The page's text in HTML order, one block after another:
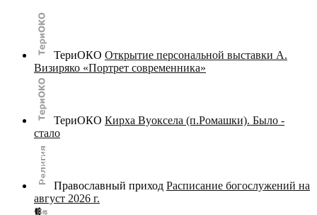
ТериОКО Открытие персональной выставки А.
Визиряко «Портрет современника»
ТериОКО Кирха Вуоксела (п.Ромашки). Было -
стало
Православный приход Расписание богослужений на
август 2026 г.